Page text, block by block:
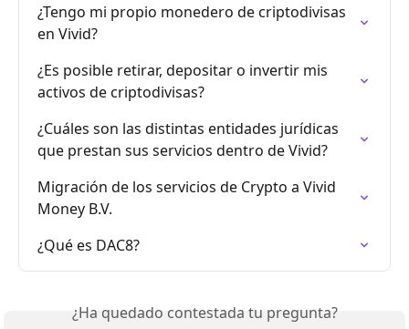
¿Tengo mi propio monedero de criptodivisas
en Vivid?
¿Es posible retirar, depositar o invertir mis
activos de criptodivisas?
¿Cuáles son las distintas entidades jurídicas
que prestan sus servicios dentro de Vivid?
Migración de los servicios de Crypto a Vivid
Money B.V.
¿Qué es DAC8?
¿Ha quedado contestada tu pregunta?